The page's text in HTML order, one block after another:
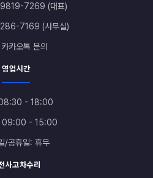
7269 (대표)
7169 (사무실)
카카오톡 문의
영업시간
- 18:00
09:00 - 15:00
/공휴일: 휴무
사고차수리